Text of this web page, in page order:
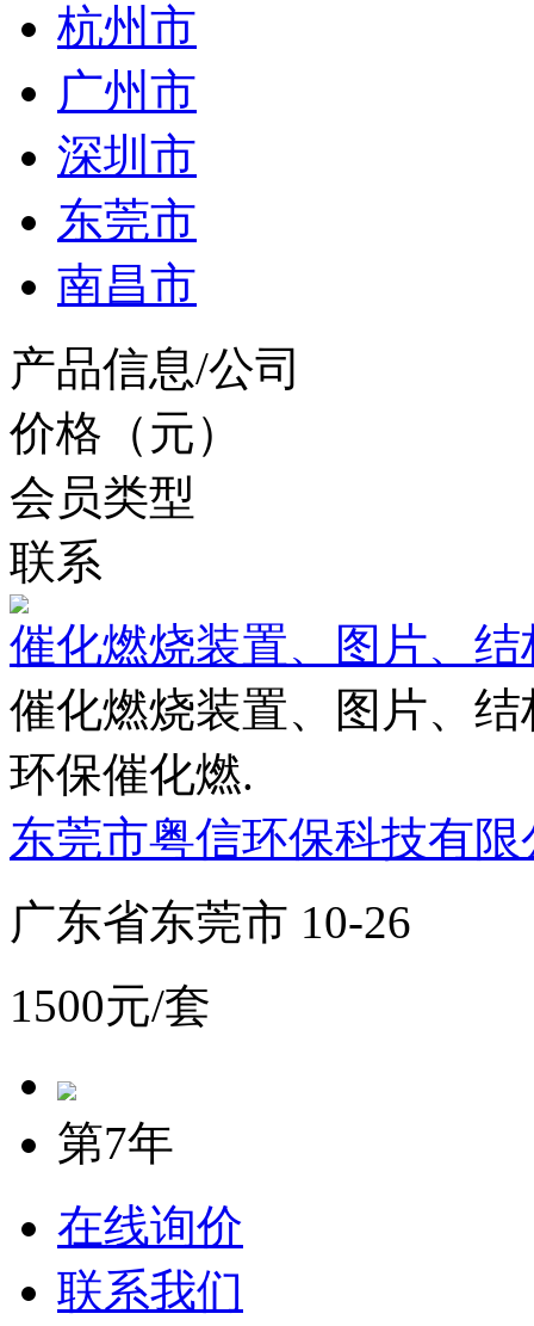
杭州市
广州市
深圳市
东莞市
南昌市
产品信息/公司
价格（元）
会员类型
联系
催化燃烧装置、图片、
催化燃烧装置、图片、
环保催化燃.
东莞市粤信环保科技有限
广东省东莞市 10-26
1500元/套
第7年
在线询价
联系我们